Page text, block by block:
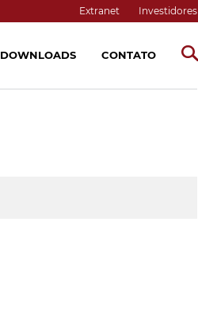
Extranet Investidores
DOWNLOADS CONTATO